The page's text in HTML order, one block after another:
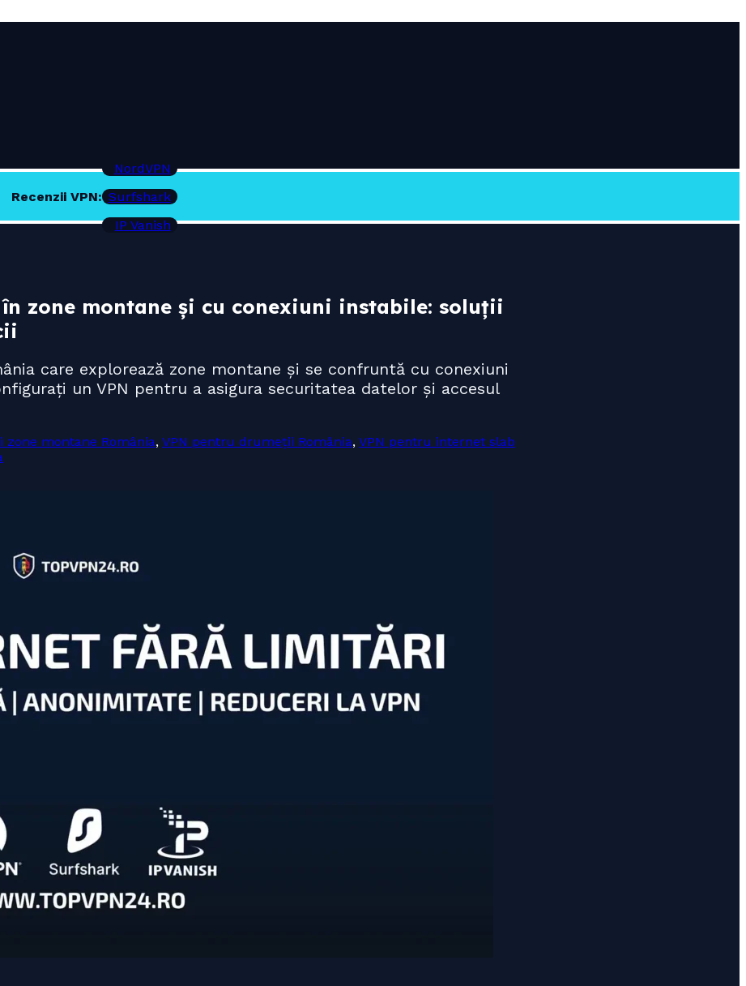
Recenzii VPN:
NordVPN
Surfshark
IP Vanish
zone montane și cu conexiuni instabile: soluții
care explorează zone montane și se confruntă cu conexiuni
un VPN pentru a asigura securitatea datelor și accesul
zone montane România, VPN pentru drumeții România, VPN pentru internet slab